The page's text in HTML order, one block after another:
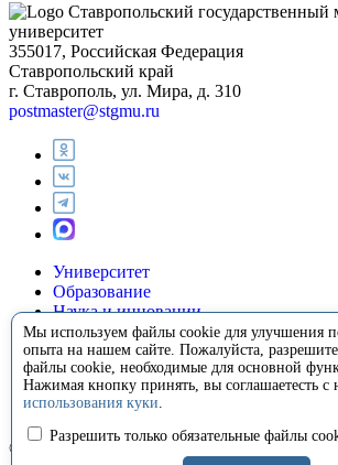
Мы используем файлы cookie для улучшения
опыта на нашем сайте. Пожалуйста,
файлы cookie, необходимые для основной
Нажимая кнопку принять, вы соглашаетесть с
использования куки.
Разрешить только обязательные файлы
Ставропольский
университет
355017, Российская Федерация
Ставропольский край
г. Ставрополь, ул. Мира, д. 310
postmaster@stgmu.ru
Университет
Образование
Наука и инновации
Медицина
Международная деятельность
Внеучебная деятельность
Сотрудничество
Контакты
© 2008-2026 Ставропольский